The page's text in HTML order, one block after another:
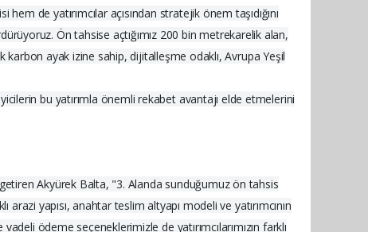
de yatırımcılar açısından stratejik önem taşıdığını
Ön tahsise açtığımız 200 bin metrekarelik alan,
karbon ayak izine sahip, dijitalleşme odaklı, Avrupa Yeşil
bu yatırımla önemli rekabet avantajı elde etmelerini
Akyürek Balta, "3. Alanda sunduğumuz ön tahsis
yapısı, anahtar teslim altyapı modeli ve yatırımcının
ödeme seçeneklerimizle de yatırımcılarımızın farklı